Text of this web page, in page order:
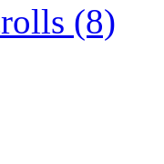
(8)